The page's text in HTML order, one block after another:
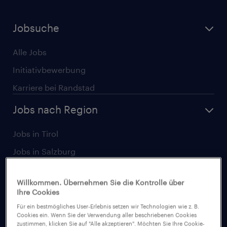
Jobsuche
Alle Jobs
Initiativbewerbung
Karriere bei Randstad
Jobs nach Region
Jobs in Tirol
Jobs in Salzburg
Jobs in Linz
Jobs in Graz
Jobs in Niederösterreich
Willkommen. Übernehmen Sie die Kontrolle über
Ihre Cookies
Für ein bestmögliches User-Erlebnis setzen wir Technologien wie z. B.
Cookies ein. Wenn Sie der Verwendung aller beschriebenen Cookies
zustimmen, klicken Sie auf "Alle akzeptieren". Möchten Sie Ihre Cookie-